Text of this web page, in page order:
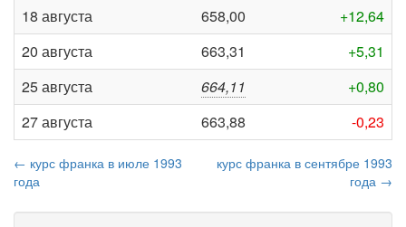
18 августа
658,00
+12,64
20 августа
663,31
+5,31
25 августа
664,11
+0,80
27 августа
663,88 -0,23
← курс франка в июле 1993
года
курс франка в сентябре 1993
года →